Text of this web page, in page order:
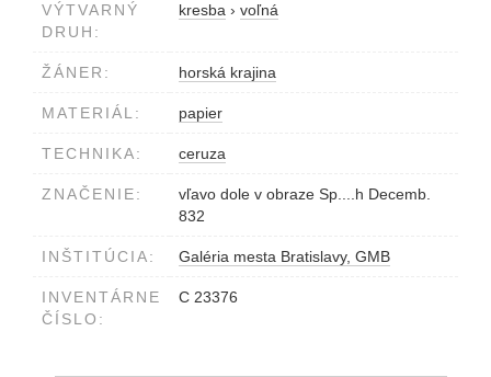
VÝTVARNÝ
DRUH:
kresba › voľná
ŽÁNER: horská krajina
MATERIÁL: papier
TECHNIKA: ceruza
ZNAČENIE:
vľavo dole v obraze Sp....h Decemb.
832
INŠTITÚCIA: Galéria mesta Bratislavy, GMB
INVENTÁRNE
ČÍSLO:
C 23376